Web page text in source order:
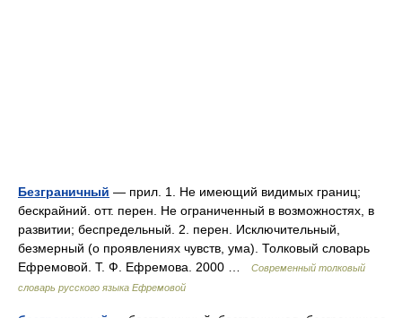
Безграничный — прил. 1. Не имеющий видимых границ;
бескрайний. отт. перен. Не ограниченный в возможностях, в
развитии; беспредельный. 2. перен. Исключительный,
безмерный (о проявлениях чувств, ума). Толковый словарь
Ефремовой. Т. Ф. Ефремова. 2000 …
Современный толковый
словарь русского языка Ефремовой